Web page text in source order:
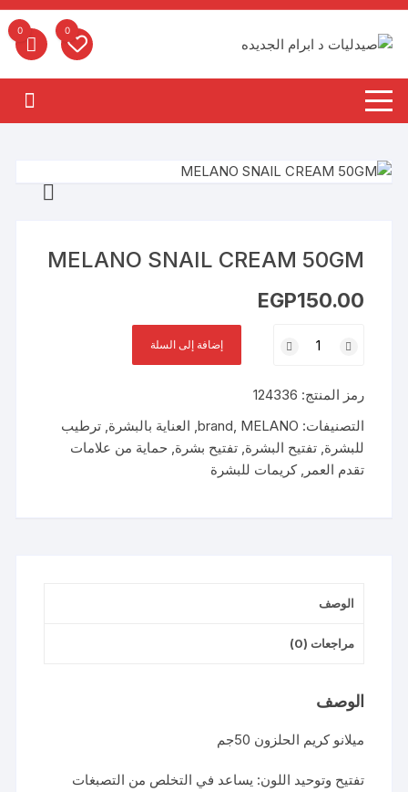
التجاوز
إلى
المحتوى
0
0
MELANO SNAIL CREAM 50GM
EGP150.00
MELANO
CREAM
50GM
إضافة إلى السلة
رمز المنتج: 124336
التصنيفات:
brand, MELANO
, العناية بالبشرة,ترطيب
للبشرة,تفتيح البشرة,تفتيح بشرة, حماية من علامات
تقدم العمر ,كريمات للبشرة
الوصف
مراجعات (0)
الوصف
ميلانو كريم الحلزون 50جم
تفتيح وتوحيد اللون: يساعد في التخلص من التصبغات